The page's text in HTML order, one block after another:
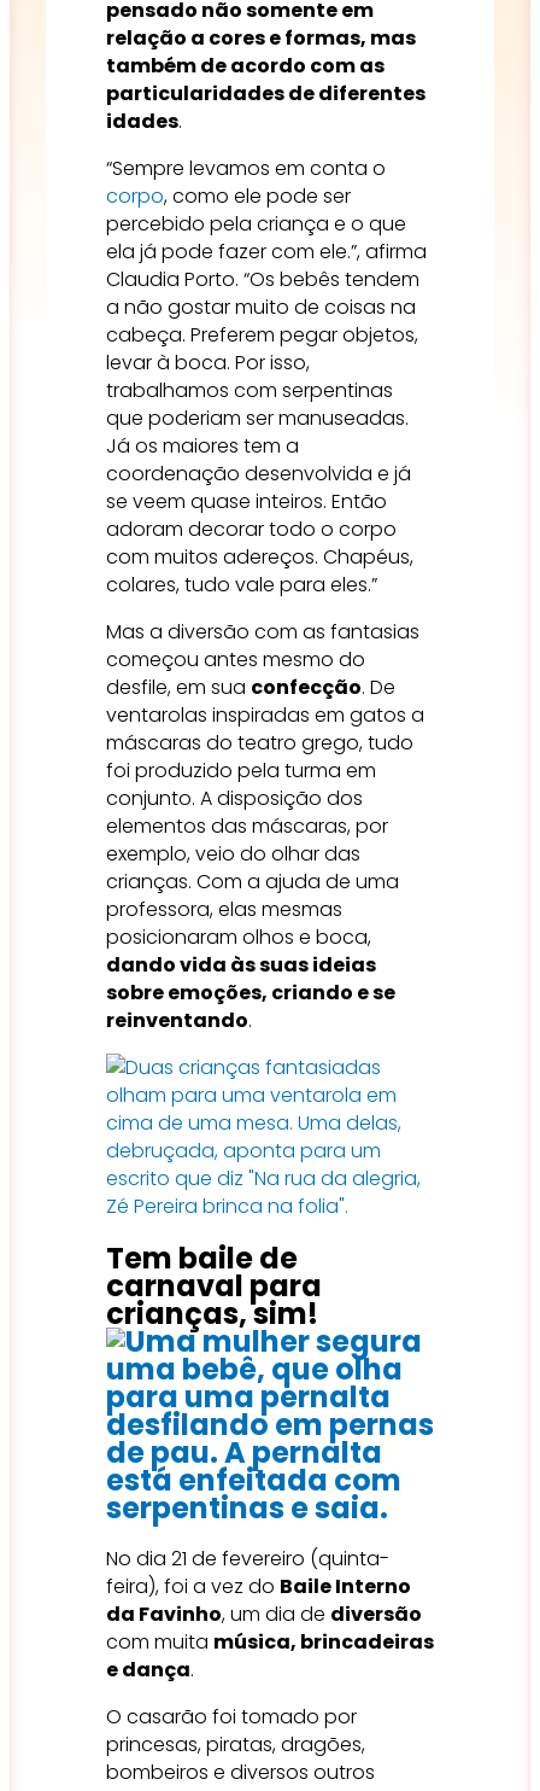
pensado não somente em
relação a cores e formas, mas
também de acordo com as
particularidades de diferentes
idades.
“Sempre levamos em conta o
corpo, como ele pode ser
percebido pela criança e o que
ela já pode fazer com ele.”, afirma
Claudia Porto. “Os bebês tendem
a não gostar muito de coisas na
cabeça. Preferem pegar objetos,
levar à boca. Por isso,
trabalhamos com serpentinas
que poderiam ser manuseadas.
Já os maiores tem a
coordenação desenvolvida e já
se veem quase inteiros. Então
adoram decorar todo o corpo
com muitos adereços. Chapéus,
colares, tudo vale para eles.”
Mas a diversão com as fantasias
começou antes mesmo do
desfile, em sua confecção. De
ventarolas inspiradas em gatos a
máscaras do teatro grego, tudo
foi produzido pela turma em
conjunto. A disposição dos
elementos das máscaras, por
exemplo, veio do olhar das
crianças. Com a ajuda de uma
professora, elas mesmas
posicionaram olhos e boca,
dando vida às suas ideias
sobre emoções, criando e se
reinventando.
Tem baile de
carnaval para
crianças, sim!
No dia 21 de fevereiro (quinta-
feira), foi a vez do Baile Interno
da Favinho, um dia de diversão
com muita música, brincadeiras
e dança.
O casarão foi tomado por
princesas, piratas, dragões,
bombeiros e diversos outros